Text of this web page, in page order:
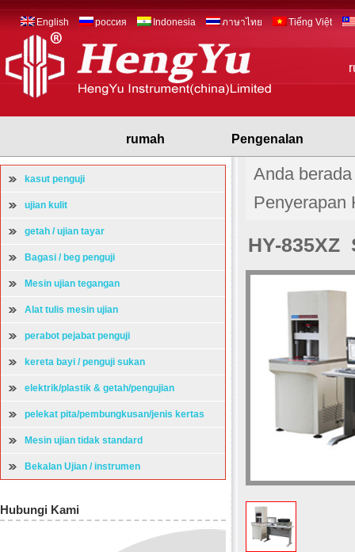
Tiếng Việt
ภาษาไทย
Indonesia
россия
English
rumah Pengenalan
kasut penguji
ujian kulit
getah / ujian tayar
Bagasi / beg penguji
Mesin ujian tegangan
Alat tulis mesin ujian
perabot pejabat penguji
kereta bayi / penguji sukan
elektrik/plastik & getah/pengujian
perkakasan
pelekat pita/pembungkusan/jenis kertas
mesin ujian
Mesin ujian tidak standard
Bekalan Ujian / instrumen
Hubungi Kami
Anda
Penyerapan
HY-835XZ